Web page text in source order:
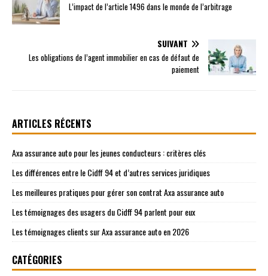
L’impact de l’article 1496 dans le monde de l’arbitrage
SUIVANT
Les obligations de l’agent immobilier en cas de défaut de
paiement
ARTICLES RÉCENTS
Axa assurance auto pour les jeunes conducteurs : critères clés
Les différences entre le Cidff 94 et d’autres services juridiques
Les meilleures pratiques pour gérer son contrat Axa assurance auto
Les témoignages des usagers du Cidff 94 parlent pour eux
Les témoignages clients sur Axa assurance auto en 2026
CATÉGORIES